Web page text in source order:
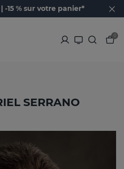
-15 % sur votre panier*
0
SERRANO